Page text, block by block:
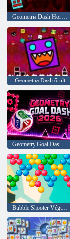
Geometria Dash Horror
Geometria Dash őrült
Geometry Goal Dash 2026